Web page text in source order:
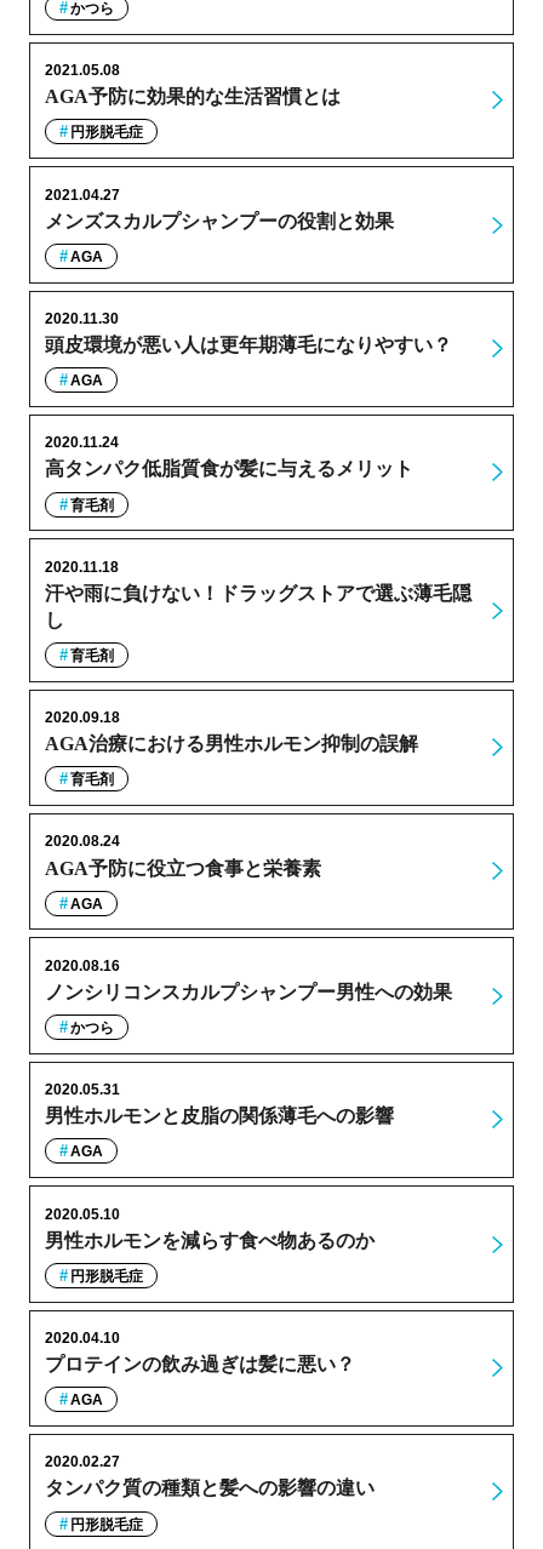
かつら
AGA予防に効果的な生活習慣とは
2021.05.08
円形脱毛症
メンズスカルプシャンプーの役割と効果
2021.04.27
AGA
頭皮環境が悪い人は更年期薄毛になりやすい？
2020.11.30
AGA
高タンパク低脂質食が髪に与えるメリット
2020.11.24
育毛剤
汗や雨に負けない！ドラッグストアで選ぶ薄毛隠
し
2020.11.18
育毛剤
AGA治療における男性ホルモン抑制の誤解
2020.09.18
育毛剤
AGA予防に役立つ食事と栄養素
2020.08.24
AGA
ノンシリコンスカルプシャンプー男性への効果
2020.08.16
かつら
男性ホルモンと皮脂の関係薄毛への影響
2020.05.31
AGA
男性ホルモンを減らす食べ物あるのか
2020.05.10
円形脱毛症
プロテインの飲み過ぎは髪に悪い？
2020.04.10
AGA
タンパク質の種類と髪への影響の違い
2020.02.27
円形脱毛症